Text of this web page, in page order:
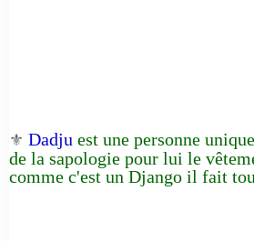
⚜️ Dadju est une personne
de la sapologie pour lui le
comme c'est un Django il fait